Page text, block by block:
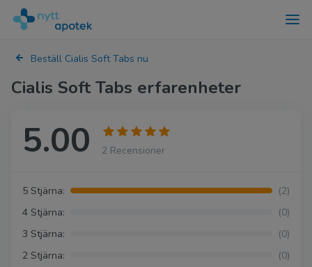
Beställ Cialis Soft Tabs nu
Cialis Soft Tabs erfarenheter
5.00 2 Recensioner
5 Stjärna:
(2)
4 Stjärna:
(0)
3 Stjärna:
(0)
2 Stjärna:
(0)